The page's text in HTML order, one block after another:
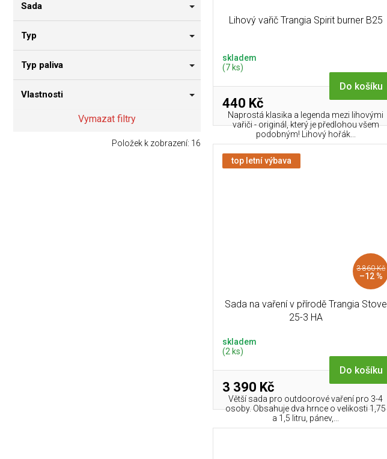
Sada
Typ
Typ paliva
Vlastnosti
Vymazat filtry
Položek k zobrazení: 16
Lihový vařič Trangia Spirit burner B25
skladem
(7 ks)
440 Kč
Do košíku
Naprostá klasika a legenda mezi lihovými
vařiči - originál, který je předlohou všem
podobným! Lihový hořák...
top letní výbava
3 860 Kč
–12 %
Sada na vaření v přírodě Trangia Stove
25-3 HA
skladem
(2 ks)
3 390 Kč
Do košíku
Větší sada pro outdoorové vaření pro 3-4
osoby. Obsahuje dva hrnce o velikosti 1,75
a 1,5 litru, pánev,...